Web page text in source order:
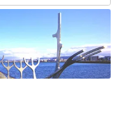
PAAMIUT